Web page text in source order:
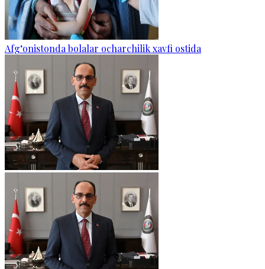
Afg‘onistonda bolalar ocharchilik xavfi ostida